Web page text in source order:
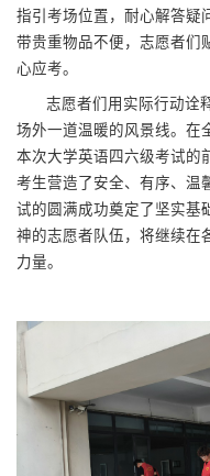
指引考场位置，耐心解答疑
带贵重物品不便，志愿者们
心应考。
志愿者们用实际行动诠
场外一道温暖的风景线。在
本次大学英语四六级考试的
考生营造了安全、有序、温
试的圆满成功奠定了坚实基
神的志愿者队伍，将继续在
力量。